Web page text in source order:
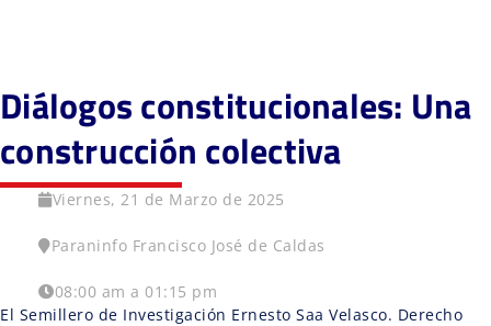
Diálogos constitucionales: Una
construcción colectiva
Viernes, 21 de Marzo de 2025
Paraninfo Francisco José de Caldas
08:00 am a 01:15 pm
El Semillero de Investigación Ernesto Saa Velasco. Derecho